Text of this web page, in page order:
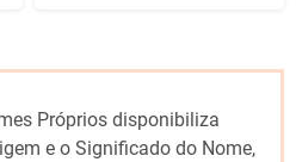
Próprios disponibiliza
e o Significado do Nome,